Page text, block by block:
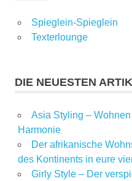
Spieglein-Spieglein
Texterlounge
DIE NEUESTEN
Asia Styling –
Harmonie
Der afrikanische
des Kontinents in eure
Girly Style – Der